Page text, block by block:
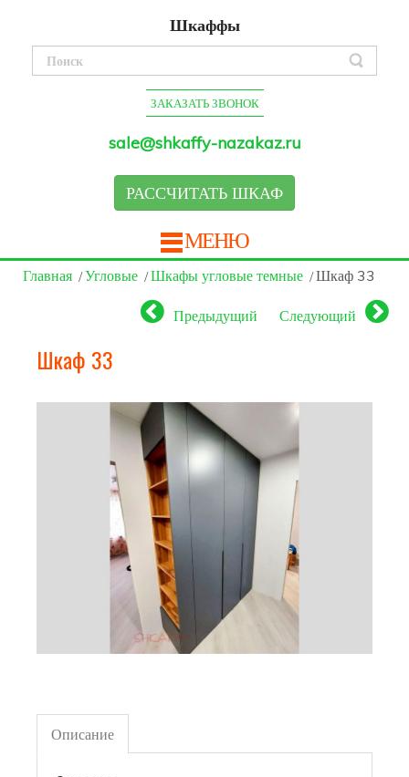
Шкаффы
ЗАКАЗАТЬ ЗВОНОК
sale@shkaffy-nazakaz.ru
РАССЧИТАТЬ ШКАФ
МЕНЮ
Главная Угловые Шкафы угловые темные Шкаф 33
Предыдущий Следующий
Шкаф 33
Описание